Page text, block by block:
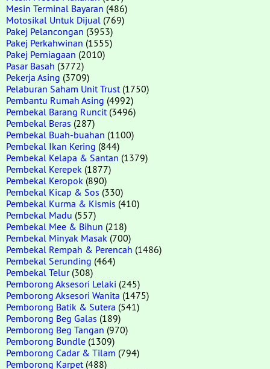
Mesin Terminal Bayaran (486)
Motosikal Untuk Dijual (769)
Pakej Pelancongan (3953)
Pakej Perkahwinan (1555)
Pakej Perniagaan (2010)
Pasar Basah (3772)
Pekerja Asing (3709)
Pelaburan Saham Unit Trust (1750)
Pembantu Rumah Asing (4992)
Pembekal Barang Runcit (3496)
Pembekal Beras (287)
Pembekal Buah-buahan (1100)
Pembekal Ikan Kering (844)
Pembekal Kelapa & Santan (1379)
Pembekal Kerepek (1877)
Pembekal Keropok (890)
Pembekal Kicap & Sos (330)
Pembekal Kurma & Kismis (410)
Pembekal Madu (557)
Pembekal Mee & Bihun (218)
Pembekal Minyak Masak (700)
Pembekal Rempah & Perencah (1486)
Pembekal Serunding (464)
Pembekal Telur(308)
Pemborong Aksesori Lelaki (245)
Pemborong Aksesori Wanita (1475)
Pemborong Batik & Sutera (541)
Pemborong Beg Galas (189)
Pemborong Beg Tangan (970)
Pemborong Bundle (1309)
Pemborong Cadar & Tilam (794)
Pemborong Karpet (488)